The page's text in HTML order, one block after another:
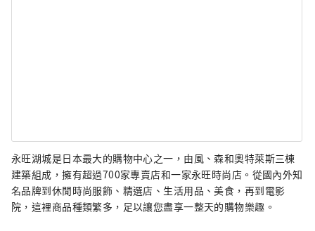
永旺湖城是日本最大的購物中心之一，由風、森和奧特萊斯三棟
建築組成，擁有超過700家專賣店和一家永旺時尚店。從國內外知
名品牌到休閒時尚服飾、精選店、生活用品、美食，再到電影
院，這裡商品種類繁多，足以讓您盡享一整天的購物樂趣。